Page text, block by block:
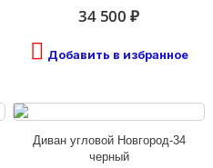
34 500 ₽
Добавить в избранное
Диван угловой Новгород-34
черный